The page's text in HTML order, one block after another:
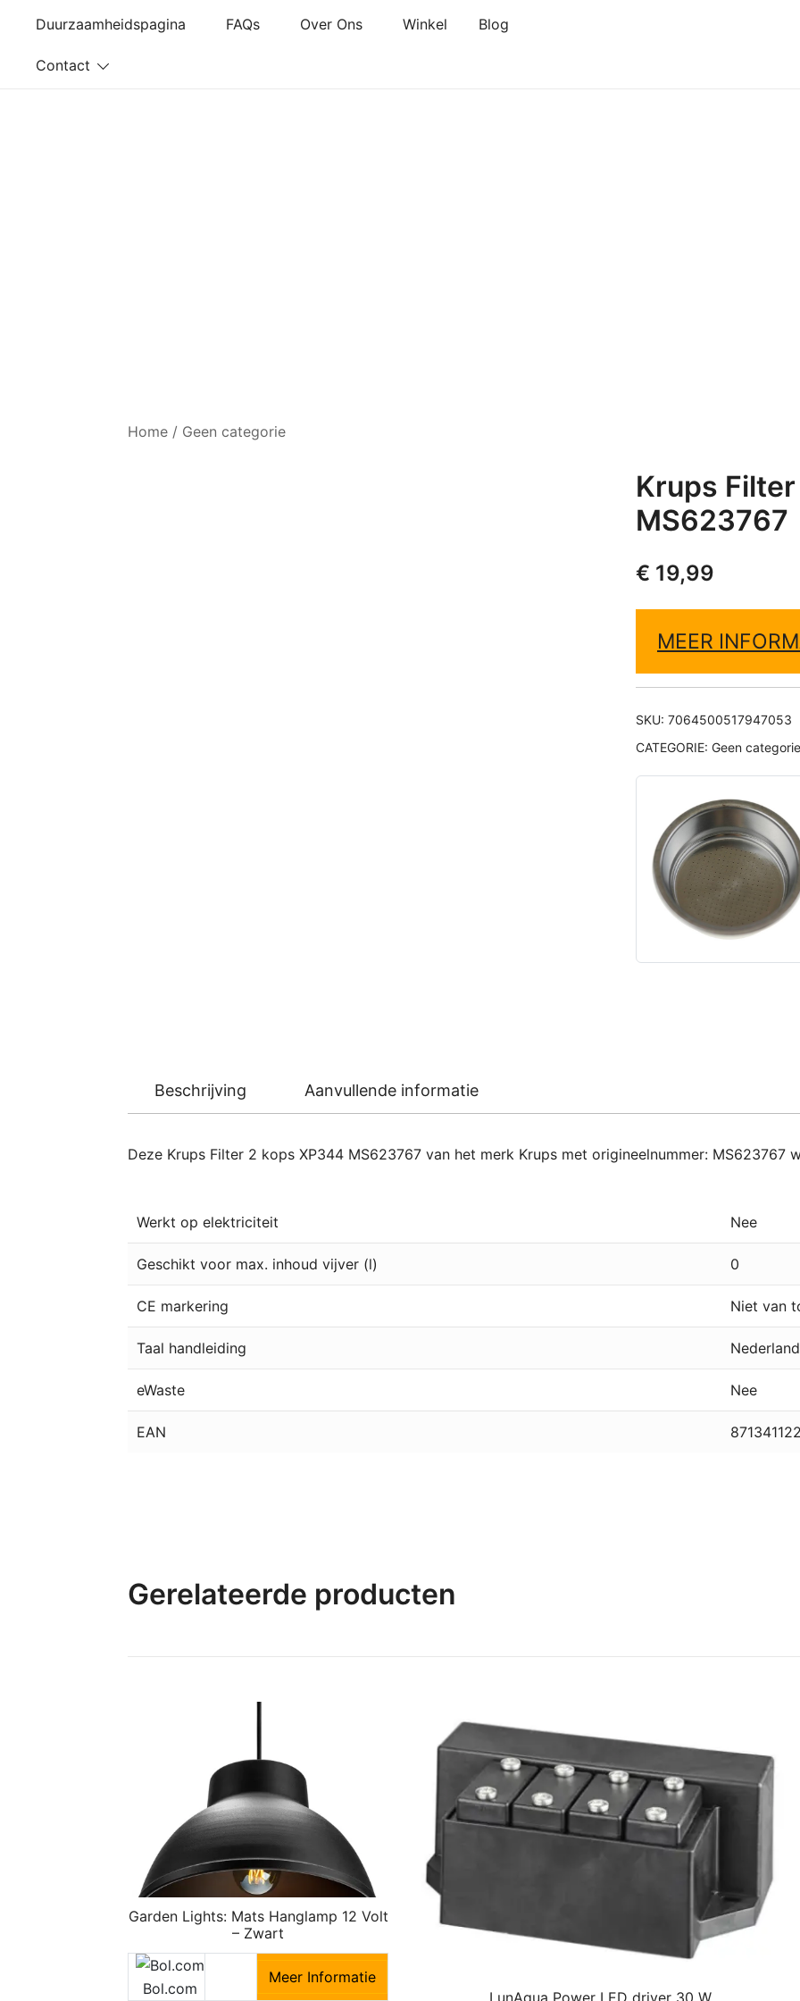
Duurzaamheidspagina FAQs Over Ons Winkel Blog
Contact
Home / Geen categorie
Krups
MS623767
€ 19,99
MEER
SKU: 7064500517947053
CATEGORIE: Geen categorie
Beschrijving Aanvullende informatie
Deze Krups Filter 2 kops XP344 MS623767 van het merk Krups met origineelnummer: MS623767
Werkt op elektriciteit Nee
Geschikt voor max. inhoud vijver (l) 0
CE markering Niet van
Taal handleiding
eWaste Nee
EAN
Gerelateerde producten
Garden Lights: Mats Hanglamp 12 Volt
– Zwart
Bol.com
Meer Informatie